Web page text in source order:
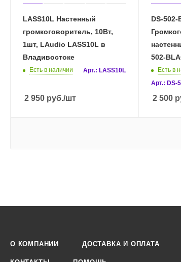
LASS10L Настенный
громкоговоритель, 10Вт,
1шт, LAudio LASS10L в
Владивостоке
Есть в наличии Арт.: LASS10L
2 950 руб./шт
DS-502-
502-
Есть в
Арт.: DS-
2 500
О КОМПАНИИ ДОСТАВКА И ОПЛАТА